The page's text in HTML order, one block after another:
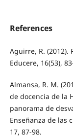
References
Aguirre, R. (2012).
Educere, 16(53),
Almansa, R. M.
de docencia de la
panorama de
Enseñanza de las
17, 87-98.